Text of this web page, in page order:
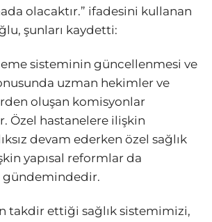
olacaktır.” ifadesini kullanan
şunları kaydetti:
sisteminin güncellenmesi ve
uzman hekimler ve
oluşan komisyonlar
Özel hastanelere ilişkin
devam ederken özel sağlık
yapısal reformlar da
gündemindedir.
takdir ettiği sağlık sistemimizi,